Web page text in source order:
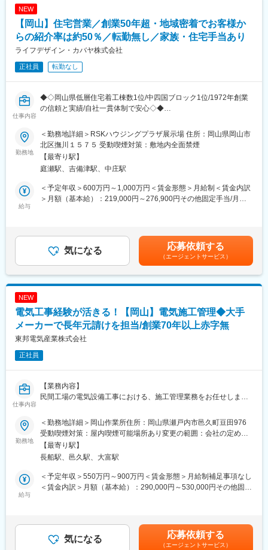
・ヒアリング
・プラン提案
・土地探し（自社保有の土地あり！）
・資金計画の打ち合わせ
など、家づくりのトータルサポートを行います。
■入社後・キャリアプランについて：
入社後はすぐに展示場に配属いただき即戦力としてご活躍いただ
将来的には新築は勿論、リフォームや商品開発等の業務をご希望
と適正に応じてお任せします。
■当社について：
当社は1972年に誕生をした岡山の優良ハウスメーカーです。岡山
県低層住宅着工棟数９年連続1位、中国ブロック5年連続1位を獲
得。また2024年度、都道府県別低層住宅着工棟数シェア率は
とも、お客様の安心につながっております。
NEW
【岡山】住宅営業／創業50年超・地域密着でお客様か
らの紹介率は約50％／転勤無し／家族・住宅手当あり
ライフデザイン・カバヤ株式会社
正社員 転勤なし
仕事内容
◆◇岡山県低層住宅着工棟数1位/中四国ブロック1位/1972年創業
の信頼と実績/自社一貫体制で安心◇◆
■採用背景：
新築住宅事業は当社の事業の中でも一番の売上を占める重要な事
業であり、更なる成長を目指して営業職を増員します。
■この仕事の魅力：
・高性能・高耐震住宅の提案営業
お客様の「理想の暮らし」を叶えるため、当社ならではの高品質
住宅を提案します。
い環境です。
・キャリアアップのチャンス
新築だけでなく、将来的にはリフォームや商品開発にも挑戦可
・ヒアリング
・プラン提案
・土地探し（自社保有の土地あり！）
・資金計画の打ち合わせ
■入社後・キャリアプランについて：
入社後はすぐに展示場に配属いただき即戦力としてご活躍いただ
将来的には新築は勿論、リフォームや商品開発等の業務をご希望
と適正に応じてお任せします。
■当社について：
当社は1972年に誕生をした岡山の優良ハウスメーカーです。岡山
県低層住宅着工棟数９年連続1位、中国ブロック5年連続1位を獲
得。また2024年度、都道府県別低層住宅着工棟数シェア率は
とも、お客様の安心につながっております。
勤務地
＜勤務地詳細＞RSKハウジングプラザ展示場 住所：岡山県岡山市
北区撫川１５７５ 受動喫煙対策：敷地内全面禁煙
【最寄り駅】
庭瀬駅、吉備津駅、中庄駅
給与
＜予定年収＞600万円～1,000万円＜賃金形態＞月給制＜賃金内訳
＞月額（基本給）：219,000円～276,900円その他固定手当/月：
■インセンティブ有■固定手当は住宅手当、車両手当賃金はあくま
でも目安の金額であり、選考を通じて上下する可能性がありま
す。月給(月額)は固定手当を含めた表記です。
気になる 応募依頼する
（エージェントサービス）
NEW
電気工事経験が活きる！【岡山】電気施工管理◆大手
メーカーで長年元請けを担当/創業70年以上赤字無
東邦電気産業株式会社
正社員
仕事内容
【業務内容】
民間工場の電気設備工事における、施工管理業務をお任せしま
といっても、最初から一人で現場を回すことはありません。
配属後は先輩社員とマンツーマンで現場に入り工事の流れや職人
さんとのやり取りを、実務を通じて覚えていきます。
担当するのは、世界シェアトップクラスのメーカー工場。
受配電設備や生産設備など、止められない現場だからこそ、段取
りや調整が重要になります。実作業は協力会社が行い、当社は元
請として現場の管理・調整役を担います。
「現場で覚えながら、少しずつ任される範囲を広げていく」
そんな成長を前提としたポジションです。
勤務地
＜勤務地詳細＞岡山作業所住所：岡山県瀬戸内市邑久町豆田976
受動喫煙対策：屋内喫煙可能場所あり変更の範囲：会社の定める
事業所
【最寄り駅】
長船駅、邑久駅、大富駅
給与
＜予定年収＞550万円～900万円＜賃金形態＞月給制補足事項なし
＜賃金内訳＞月額（基本給）：290,000円～530,000円その他固定
額であり、選考を通じて上下する可能性があります。月給(月額)は
固定手当を含めた表記です。
気になる 応募依頼する
（エージェントサービス）